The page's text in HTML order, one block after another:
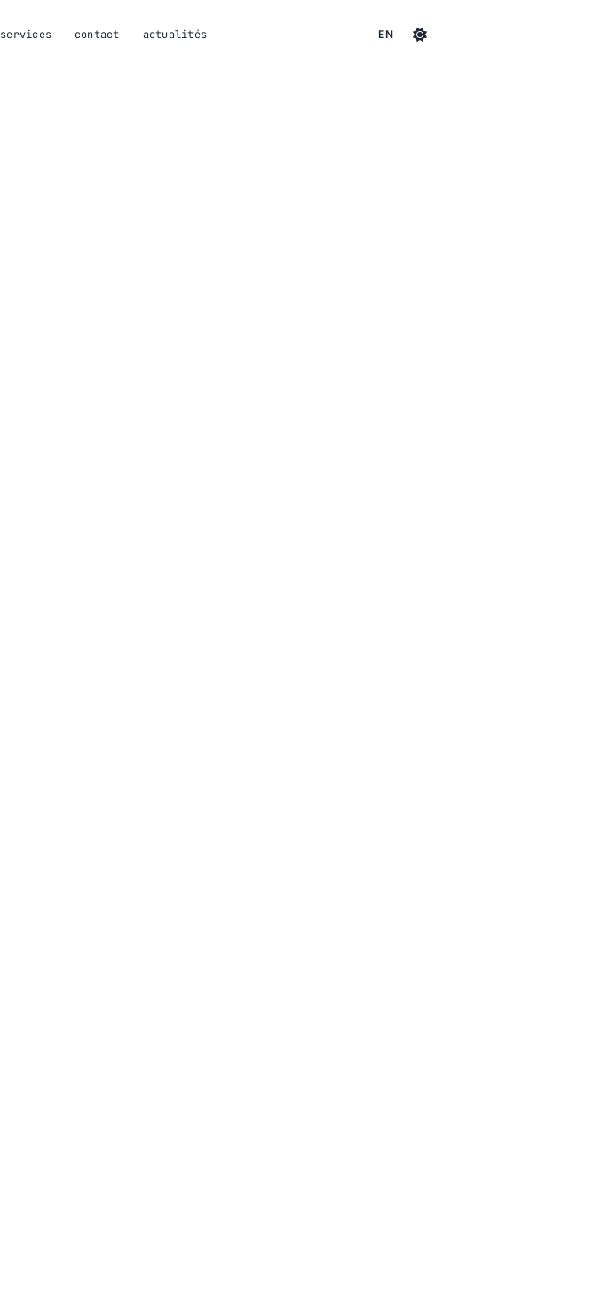
services contact actualités EN